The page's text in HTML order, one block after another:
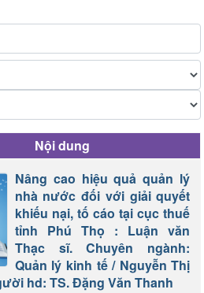
Nội dung
Nâng cao hiệu quả quản lý
nhà nước đối với giải quyết
khiếu nại, tố cáo tại cục thuế
tỉnh Phú Thọ : Luận văn
Thạc sĩ. Chuyên ngành:
Quản lý kinh tế / Nguyễn Thị
hd: TS. Đặng Văn Thanh